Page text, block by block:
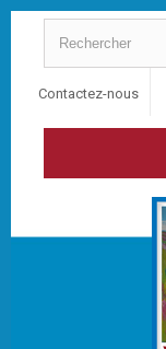
Contactez-nous